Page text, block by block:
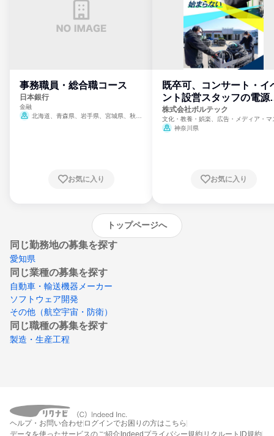
事務職員・総合職コース
日本銀行
金融
北海道、青森県、岩手県、宮城県、秋田
崎県、熊本県、大分県、宮崎県、鹿児島県、
お気に入り
既卒可、コンサート・イ
ント設営スタッフの電源
門
株式会社ボルテック
文化・教養・娯楽、広告・メディア・マ
ミ、電力・ガス・水道・エネルギー
神奈川県
お気に入り
トップページへ
同じ勤務地の募集を探す
愛知県
同じ業種の募集を探す
自動車・輸送機器メーカー
ソフトウェア開発
その他（航空宇宙・防衛）
同じ職種の募集を探す
製造・生産工程
ヘルプ・お問い合わせ ログインでお困りの方はこちら
データを使ったサービスのご紹介Indeedプライバシー規約 リクルートID規約